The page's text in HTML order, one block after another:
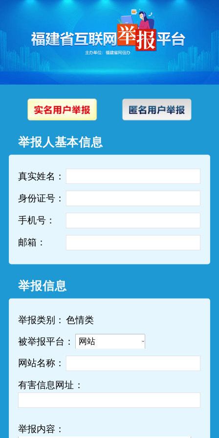
举报人基本信息
真实姓名：
身份证号：
手机号：
邮箱：
举报信息
举报类别： 色情类
被举报平台：
网站名称：
有害信息网址：
举报内容：